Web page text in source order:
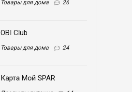
Товары для дома 26
OBI Club
Товары для дома 24
Карта Мой SPAR